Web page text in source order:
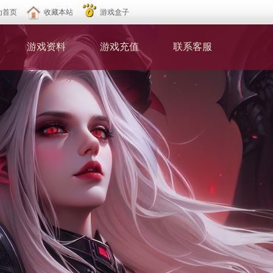
首页 收藏本站 游戏盒子
游戏资料 游戏充值 联系客服